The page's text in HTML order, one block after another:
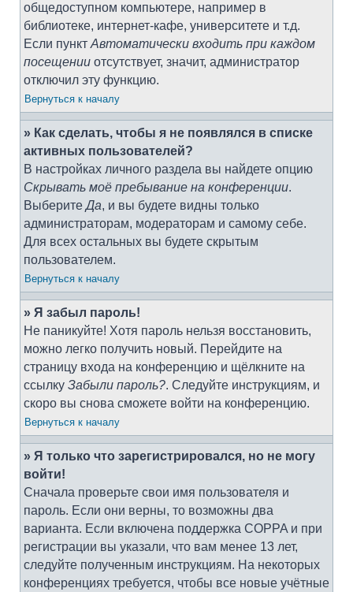
общедоступном компьютере, например в
библиотеке, интернет-кафе, университете и т.д.
Если пункт Автоматически входить при каждом
посещении отсутствует, значит, администратор
отключил эту функцию.
Вернуться к началу
» Как сделать, чтобы я не появлялся в списке
активных пользователей?
В настройках личного раздела вы найдете опцию
Скрывать моё пребывание на конференции.
ВыберитеДа, и вы будете видны только
администраторам, модераторам и самому себе.
Для всех остальных вы будете скрытым
пользователем.
Вернуться к началу
» Я забыл пароль!
Не паникуйте! Хотя пароль нельзя восстановить,
можно легко получить новый. Перейдите на
страницу входа на конференцию и щёлкните на
ссылку Забыли пароль?. Следуйте инструкциям, и
скоро вы снова сможете войти на конференцию.
Вернуться к началу
» Я только что зарегистрировался, но не могу
войти!
Сначала проверьте свои имя пользователя и
пароль. Если они верны, то возможны два
варианта. Если включена поддержка COPPA и при
регистрации вы указали, что вам менее 13 лет,
следуйте полученным инструкциям. На некоторых
конференциях требуется, чтобы все новые учётные